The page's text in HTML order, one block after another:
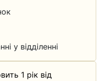
у відділенні
1 рік від